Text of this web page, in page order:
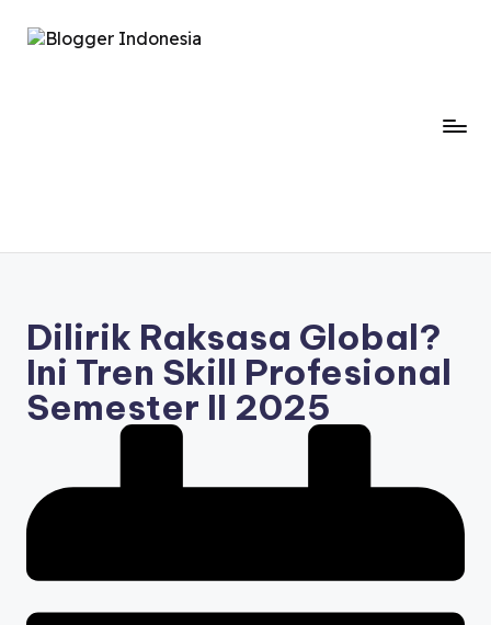
Dilirik Raksasa Global?
Ini Tren Skill Profesional
Semester II 2025